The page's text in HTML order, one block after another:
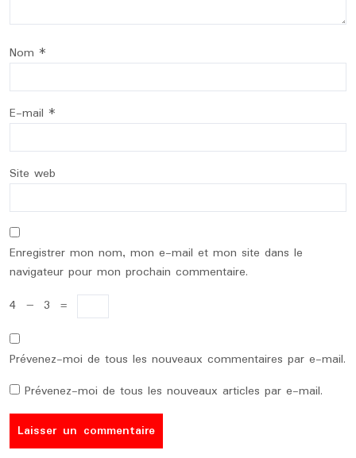
Nom *
E-mail *
Site web
Enregistrer mon nom, mon e-mail et mon site dans le
navigateur pour mon prochain commentaire.
4 − 3 =
Prévenez-moi de tous les nouveaux commentaires par e-mail.
Prévenez-moi de tous les nouveaux articles par e-mail.